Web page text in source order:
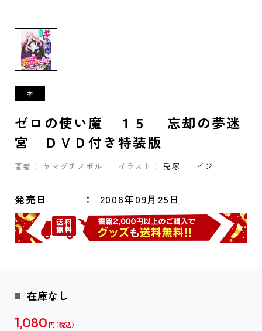
ゼロの使い魔 １５ 忘却の夢迷
宮 ＤＶＤ付き特装版
著者： ヤマグチノボル イラスト： 兎塚 エイジ
発売日 2008年09月25日
在庫なし
1,080 円